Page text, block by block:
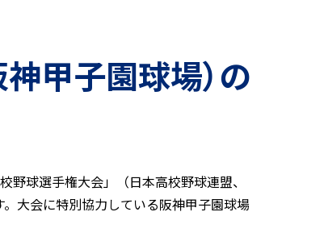
甲子園球場）の
球選手権大会」（日本高校野球連盟、
大会に特別協力している阪神甲子園球場